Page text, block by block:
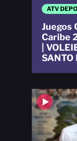
ATV
Juegos
Caribe
|